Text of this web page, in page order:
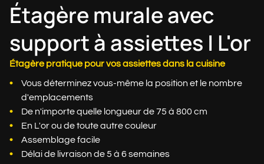
Étagère murale avec
support à assiettes | L'or
Étagère pratique pour vos assiettes dans la cuisine
Vous déterminez vous-même la position et le nombre
d'emplacements
De n'importe quelle longueur de 75 à 800 cm
En L'or ou de toute autre couleur
Assemblage facile
Délai de livraison de 5 à 6 semaines